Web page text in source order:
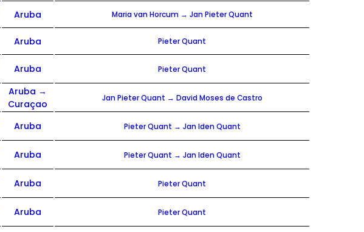
Aruba Maria van Horcum → Jan Pieter Quant
Aruba Pieter Quant
Aruba Pieter Quant
Aruba →
Curaçao
Jan Pieter Quant → David Moses de Castro
Aruba Pieter Quant → Jan Iden Quant
Aruba Pieter Quant → Jan Iden Quant
Aruba Pieter Quant
Aruba Pieter Quant